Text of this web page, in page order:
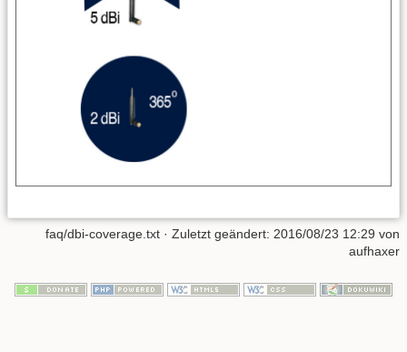
faq/dbi-coverage.txt · Zuletzt geändert: 2016/08/23 12:29 von
aufhaxer